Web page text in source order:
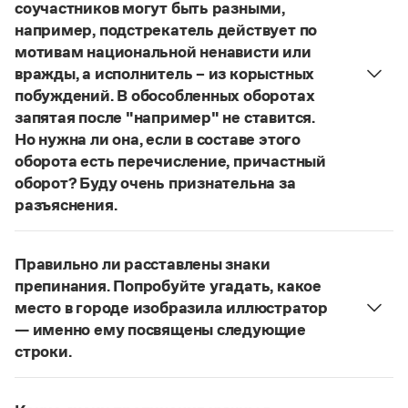
Словари русского языка как государственного
Справочники
Правила русской орфографии и пунктуации
Русский язык. Краткий теоретический курс
для школьников
Письмовник
Словарь-справочник трудностей
Справочник по фразеологии
Словарь-справочник непростые слова
Все справочники портала
Журнал
Управление в русском языке
Словарь русских имён
Словарь методических терминов
Правила русской орфографии и пунктуации
(1956)
соучастников могут быть разными,
например, подстрекатель действует по
мотивам национальной ненависти или
вражды, а исполнитель – из корыстных
побуждений. В обособленных оборотах
запятая после "например" не ставится.
Но нужна ли она, если в составе этого
оборота есть перечисление, причастный
оборот? Буду очень признательна за
разъяснения.
В § 94«Правил русской орфографии и пунктуации»
слова и сочетания слов, стоящие на границе
частей сложного предложения и относящиеся к
следующему за ними предложению,
не отделяются от него запятой:Послышался
резкий стук, должно быть сорвалась ставня
По этому правилу запятая посленапример
Правильно ли расставлены знаки
препинания. Попробуйте угадать, какое
место в городе изобразила иллюстратор
— именно ему посвящены следующие
строки.
Нужно закрыть запятой придаточную часть: